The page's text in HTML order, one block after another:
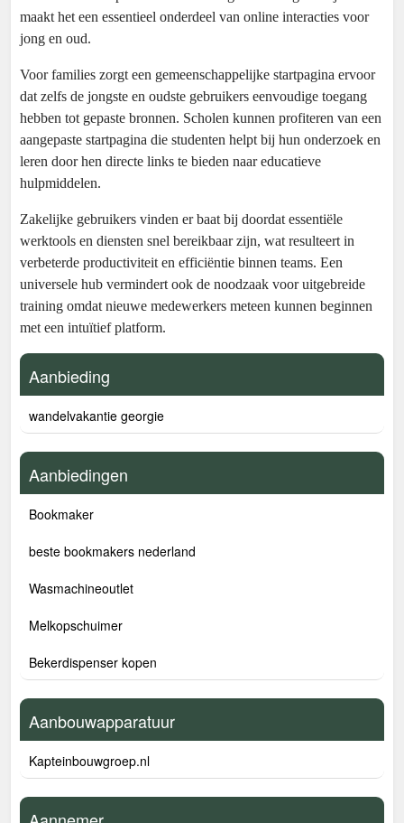
maakt het een essentieel onderdeel van online interacties voor
jong en oud.
Voor families zorgt een gemeenschappelijke startpagina ervoor
dat zelfs de jongste en oudste gebruikers eenvoudige toegang
hebben tot gepaste bronnen. Scholen kunnen profiteren van een
aangepaste startpagina die studenten helpt bij hun onderzoek en
leren door hen directe links te bieden naar educatieve
hulpmiddelen.
Zakelijke gebruikers vinden er baat bij doordat essentiële
werktools en diensten snel bereikbaar zijn, wat resulteert in
verbeterde productiviteit en efficiëntie binnen teams. Een
universele hub vermindert ook de noodzaak voor uitgebreide
training omdat nieuwe medewerkers meteen kunnen beginnen
met een intuïtief platform.
Aanbieding
wandelvakantie georgie
Aanbiedingen
Bookmaker
beste bookmakers nederland
Wasmachineoutlet
Melkopschuimer
Bekerdispenser kopen
Aanbouwapparatuur
Kapteinbouwgroep.nl